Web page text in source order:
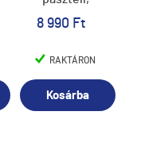
matricával,
unikornis
8 990 Ft
RAKTÁRON
Kosárba